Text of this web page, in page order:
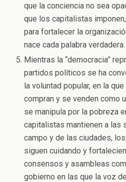
que la conciencia no sea
que los capitalistas
para fortalecer la
nace cada palabra verdadera.
Mientras la “democracia”
partidos políticos se ha
la voluntad popular, en la
compran y se venden como
se manipula por la pobreza
capitalistas mantienen a las
campo y de las ciudades,
siguen cuidando y
consensos y asambleas
gobierno en las que la voz